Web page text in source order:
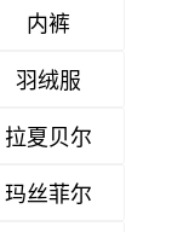
内裤
羽绒服
拉夏贝尔
玛丝菲尔